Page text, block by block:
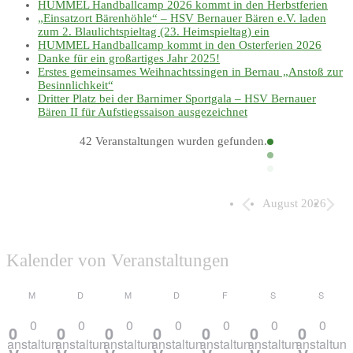
HUMMEL Handballcamp 2026 kommt in den Herbstferien
„Einsatzort Bärenhöhle“ – HSV Bernauer Bären e.V. laden
zum 2. Blaulichtspieltag (23. Heimspieltag) ein
HUMMEL Handballcamp kommt in den Osterferien 2026
Danke für ein großartiges Jahr 2025!
Erstes gemeinsames Weihnachtssingen in Bernau „Anstoß zur
Besinnlichkeit“
Dritter Platz bei der Barnimer Sportgala – HSV Bernauer
Bären II für Aufstiegssaison ausgezeichnet
42 Veranstaltungen wurden gefunden.
August 2026
Kalender von Veranstaltungen
M
DDienstag
M
DDonnerstagFFreitag SSamstag S
0
0
0
Veranstaltungen
0
0
Veranstaltungen
0
0
Veranstaltungen
0
0
Veranstaltungen
0
0
Veranstaltungen
0
0
0